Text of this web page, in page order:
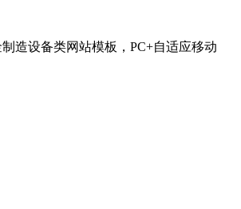
造设备类网站模板，PC+自适应移动